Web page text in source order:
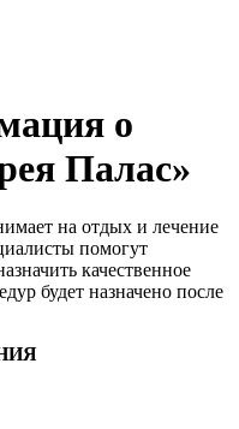
о
Палас»
на отдых и лечение
помогут
качественное
будет назначено после